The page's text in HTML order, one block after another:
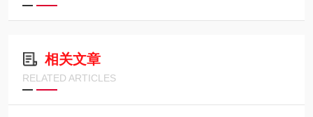
相关文章
RELATED ARTICLES